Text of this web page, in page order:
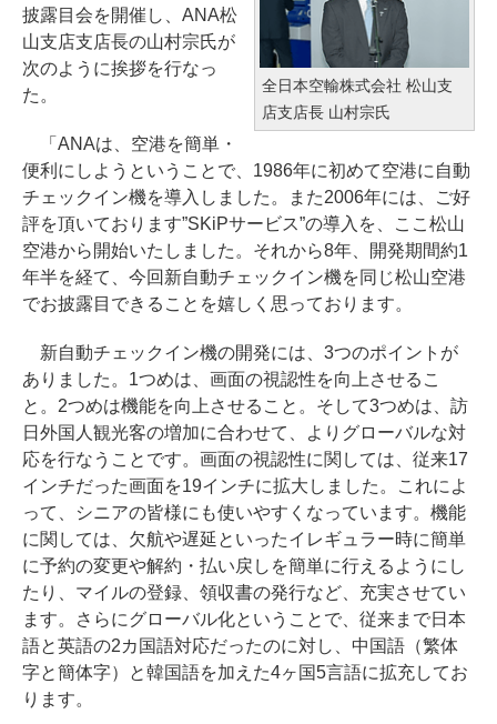
全日本空輸株式会社 松山支
店支店長 山村宗氏
披露目会を開催し、ANA松
山支店支店長の山村宗氏が
次のように挨拶を行なっ
た。
「ANAは、空港を簡単・
便利にしようということで、1986年に初めて空港に自動
チェックイン機を導入しました。また2006年には、ご好
評を頂いております”SKiPサービス”の導入を、ここ松山
空港から開始いたしました。それから8年、開発期間約1
年半を経て、今回新自動チェックイン機を同じ松山空港
でお披露目できることを嬉しく思っております。
新自動チェックイン機の開発には、3つのポイントが
ありました。1つめは、画面の視認性を向上させるこ
と。2つめは機能を向上させること。そして3つめは、訪
日外国人観光客の増加に合わせて、よりグローバルな対
応を行なうことです。画面の視認性に関しては、従来17
インチだった画面を19インチに拡大しました。これによ
って、シニアの皆様にも使いやすくなっています。機能
に関しては、欠航や遅延といったイレギュラー時に簡単
に予約の変更や解約・払い戻しを簡単に行えるようにし
たり、マイルの登録、領収書の発行など、充実させてい
ます。さらにグローバル化ということで、従来まで日本
語と英語の2カ国語対応だったのに対し、中国語（繁体
字と簡体字）と韓国語を加えた4ヶ国5言語に拡充してお
ります。